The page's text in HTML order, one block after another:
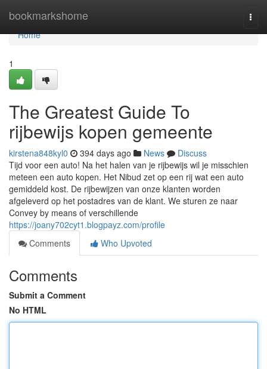
bookmarkshome
Home
Home
1
The Greatest Guide To
rijbewijs kopen gemeente
kirstena848kyl0 394 days ago News
Discuss
Tijd voor een auto! Na het halen van je rijbewijs wil je misschien
meteen een auto kopen. Het Nibud zet op een rij wat een auto
gemiddeld kost. De rijbewijzen van onze klanten worden
afgeleverd op het postadres van de klant. We sturen ze naar
Convey by means of verschillende
https://joany702cyt1.blogpayz.com/profile
Comments
Who Upvoted
Comments
Submit a Comment
No HTML